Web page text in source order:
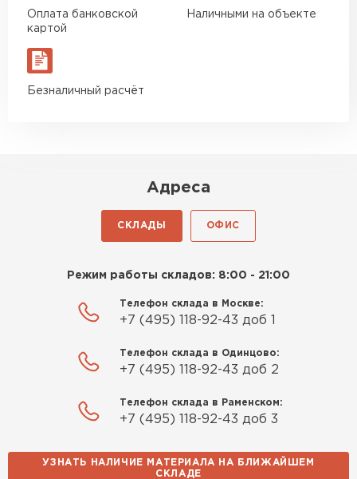
Оплата банковской
картой
Наличными на объекте
Безналичный расчёт
Адреса
СКЛАДЫ ОФИС
Режим работы складов: 8:00 - 21:00
Телефон склада в Москве:
+7 (495) 118-92-43 доб 1
Телефон склада в Одинцово:
+7 (495) 118-92-43 доб 2
Телефон склада в Раменском:
+7 (495) 118-92-43 доб 3
УЗНАТЬ НАЛИЧИЕ МАТЕРИАЛА НА БЛИЖАЙШЕМ
СКЛАДЕ
Утеплитель Baswool
Утеплитель Izolife
ВСЕ ПРОИЗВОДИТЕЛИ